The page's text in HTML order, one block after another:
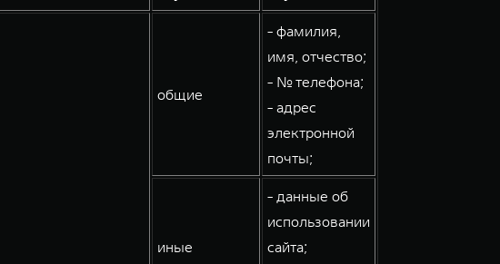
общие
- фамилия,
имя, отчество;
- № телефона;
- адрес
электронной
почты;
иные
- данные об
использовании
сайта;